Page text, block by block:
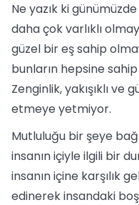
Ne yazık ki
daha çok varlıklı
güzel bir eş sahip
bunların hepsine
Zenginlik, yakışıklı ve
etmeye yetmiyor.
Mutluluğu bir şeye
insanın içiyle ilgili bir
insanın içine karşılık
edinerek insandaki